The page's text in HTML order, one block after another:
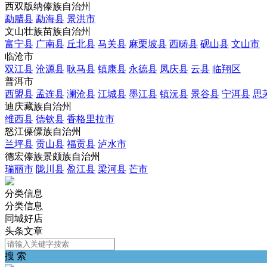
西双版纳傣族自治州
勐腊县 勐海县 景洪市
文山壮族苗族自治州
富宁县 广南县 丘北县 马关县 麻栗坡县 西畴县 砚山县 文山市
临沧市
双江县 沧源县 耿马县 镇康县 永德县 凤庆县 云县 临翔区
普洱市
西盟县 孟连县 澜沧县 江城县 墨江县 镇沅县 景谷县 宁洱县 思
迪庆藏族自治州
维西县 德钦县 香格里拉市
怒江傈僳族自治州
兰坪县 贡山县 福贡县 泸水市
德宏傣族景颇族自治州
瑞丽市 陇川县 盈江县 梁河县 芒市
分类信息
分类信息
同城好店
头条文章
搜 索